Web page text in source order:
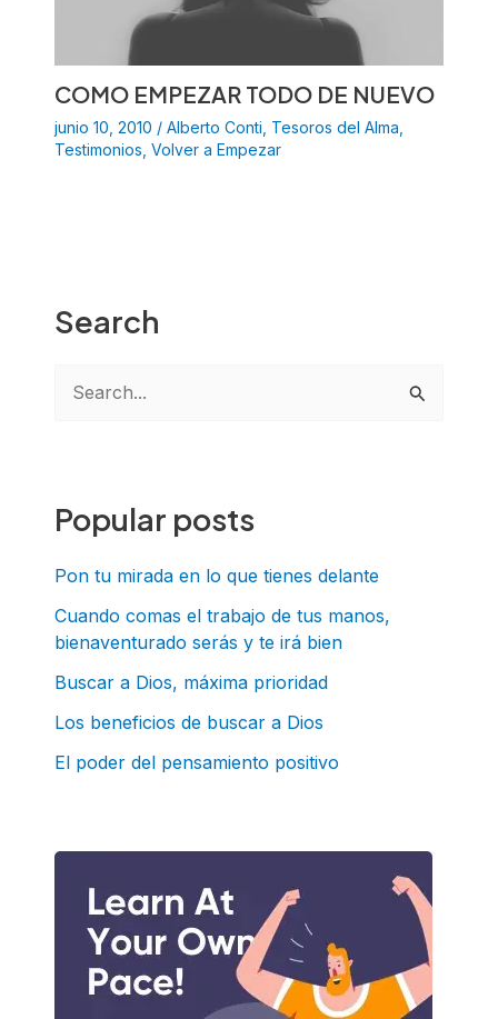
COMO EMPEZAR TODO DE NUEVO
junio 10, 2010 / Alberto Conti Tesoros del Alma
Testimonios Volver a Empezar
Search
c
r
p
o
r
:
Popular posts
Pon tu mirada en lo que tienes delante
Cuando comas el trabajo de tus manos,
bienaventurado serás y te irá bien
Buscar a Dios, máxima prioridad
Los beneficios de buscar a Dios
El poder del pensamiento positivo